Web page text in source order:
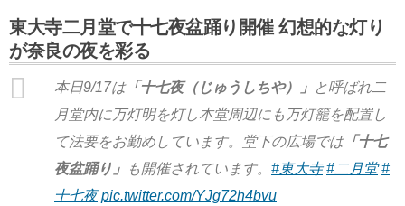
東大寺二月堂で十七夜盆踊り開催 幻想的な灯り
が奈良の夜を彩る
本日9/17は「十七夜（じゅうしちや）」 と呼ばれ二
月堂内に万灯明を灯し本堂周辺にも万灯籠を配置し
て法要をお勤めしています。堂下の広場では「十七
夜盆踊り」
も開催されています。 #東大寺 #二月堂 #
十七夜 pic.twitter.com/YJg72h4bvu